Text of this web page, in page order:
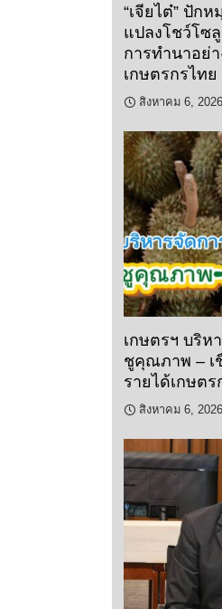
“เจียไต๋” ปัก
แปลงโชว์โซ
การทำนาอย่
เกษตรกรไทย
สิงหาคม 6, 2026
เกษตรฯ บริห
ชูคุณภาพ – เ
รายได้เกษต
สิงหาคม 6, 2026